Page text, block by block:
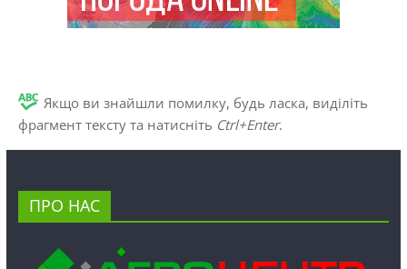
Якщо ви знайшли помилку, будь ласка, виділіть
фрагмент тексту та натисніть Ctrl+Enter.
ПРО НАС